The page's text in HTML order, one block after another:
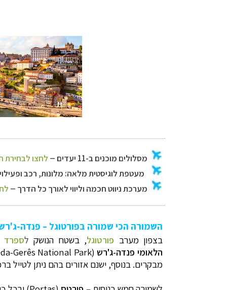
השמורה הכי שמורה בפורטוגל – פנדה-
בצפון מערב פורטוגל, בשטח הנושק לספרד
הלאומי פנדה-ג'רש(
Gerês National Park
מבקרים. בנוסף, ישנם אזורים בהם ניתן לטייל